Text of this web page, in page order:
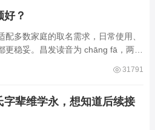
？
多数家庭的取名需求，日常使用、
稳妥。昌发读音为 chāng fā，两个
义为兴盛、繁茂，发字核心指向发
31791
辈维学永，想知道后续接